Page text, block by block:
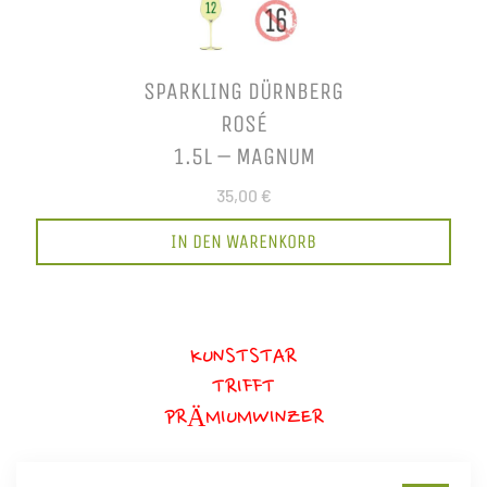
SPARKLING DÜRNBERG
ROSÉ
1.5L – MAGNUM
35,00 €
IN DEN WARENKORB
KUNSTSTAR
TRIFFT
PRÄMIUMWINZER